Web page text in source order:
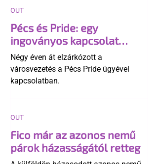
Pécs és Pride: egy
ingoványos kapcsolat
története
Négy éven át elzárkózott a
városvezetés a Pécs Pride ügyével
kapcsolatban.
OUT
Fico már az azonos nemű
párok házasságától retteg
OUT